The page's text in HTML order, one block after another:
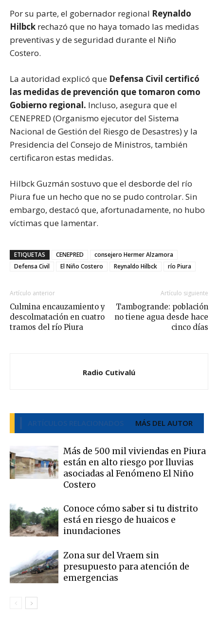
Por su parte, el gobernador regional Reynaldo
Hilbck rechazó que no haya tomado las medidas
preventivas y de seguridad durante el Niño
Costero.
La autoridad explicó que Defensa Civil certificó
las medidas de prevención que tomaron como
Gobierno regional. Incluso, asegura que el
CENEPRED (Organismo ejecutor del Sistema
Nacional de Gestión del Riesgo de Desastres) y la
Presidencia del Consejo de Ministros, también
certificaron estas medidas.
Hilbck Guzmán sostuvo que el desborde del río
Piura fue un hecho que no se pudo controlar. Sin
embargo, destacó que, afortunadamente, no hubo
víctimas que lamentar.
ETIQUETAS CENEPRED
consejero Hermer Alzamora
Defensa Civil
El Niño Costero Reynaldo Hilbck río Piura
Artículo anterior
Culmina encauzamiento y
descolmatación en cuatro
tramos del río Piura
Artículo siguiente
Tambogrande: población
no tiene agua desde hace
cinco días
Radio Cutivalú
ARTÍCULOS RELACIONADOS MÁS DEL AUTOR
Más de 500 mil viviendas en Piura
están en alto riesgo por lluvias
asociadas al Fenómeno El Niño
Costero
Conoce cómo saber si tu distrito
está en riesgo de huaicos e
inundaciones
Zona sur del Vraem sin
presupuesto para atención de
emergencias